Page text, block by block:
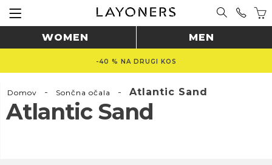
WOMEN MEN
-40 % NA DRUGI KOS
Domov - Sončna očala - Atlantic Sand
Atlantic Sand